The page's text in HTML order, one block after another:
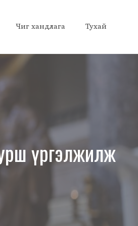
Чиг хандлага Тухай
үргэлжилж